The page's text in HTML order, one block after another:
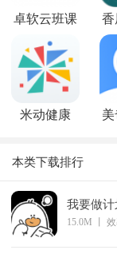
当所有流程走完
溯源码能够查询到
【真实可信】
商品整个生产流
区块链技术来保证
设置：系统基础
溯源中心：溯源
批次管理：批次
卓软云班课
米动健康
本类下载排行
我要做计
15.0M